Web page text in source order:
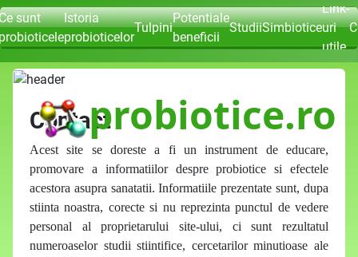
sunt
Istoria
probioticelor
Tulpini
Potentiale
beneficii
StudiiSimbiotice
Link-
uri
utile
probiotice.ro
Contact
Acest site se doreste a fi un instrument de educare,
promovare a informatiilor despre probiotice si efectele
acestora asupra sanatatii. Informatiile prezentate sunt, dupa
stiinta noastra, corecte si nu reprezinta punctul de vedere
personal al proprietarului site-ului, ci sunt rezultatul
numeroaselor studii stiintifice, cercetarilor minutioase ale